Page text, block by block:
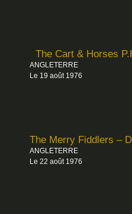
The Cart & Horses
ANGLETERRE
Le 19 août 1976
The Merry Fiddlers –
ANGLETERRE
Le 22 août 1976